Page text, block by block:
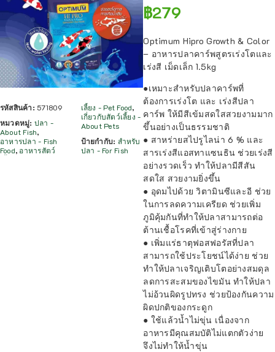
รหัสสินค้า: 571809
หมวดหมู่: ปลา -
About Fish,
อาหารปลา - Fish
Food, อาหารสัตว์
เลี้ยง - Pet Food,
เกี่ยวกับสัตว์เลี้ยง -
About Pets
ป้ายกำกับ: สำหรับ
ปลา - For Fish
฿279
Optimum Hipro Growth & Color
– อาหารปลาคาร์พสูตรเร่งโตและ
เร่งสี เม็ดเล็ก 1.5kg
●เหมาะสำหรับปลาคาร์พที่
ต้องการเร่งโต และ เร่งสีปลา
คาร์พ ให้มีสีเข้มสดใสสวยงามมาก
ขึ้นอย่างเป็นธรรมชาติ
● สาหร่ายสไปรูไลน่า 6 % และ
สารเร่งสีแอสทาแซนธิน ช่วยเร่งสี
อย่างรวดเร็ว ทำให้ปลามีสีสัน
สดใส สวยงามยิ่งขึ้น
● อุดมไปด้วย วิตามินซีและอี ช่วย
ในการลดความเครียด ช่วยเพิ่ม
ภูมิคุ้มกันที่ทำให้ปลาสามารถต่อ
ต้านเชื้อโรคที่เข้าสู่ร่างกาย
● เพิ่มแร่ธาตุฟอสฟอรัสที่ปลา
สามารถใช้ประโยชน์ได้ง่าย ช่วย
ทำให้ปลาเจริญเติบโตอย่างสมดุล
ลดการสะสมของไขมัน ทำให้ปลา
ไม่อ้วนผิดรูปทรง ช่วยป้องกันความ
ผิดปกติของกระดูก
● ใช้แล้วน้ำไม่ขุ่น เนื่องจาก
อาหารมีคุณสมบัติไม่แตกตัวง่าย
จึงไม่ทำให้น้ำขุ่น